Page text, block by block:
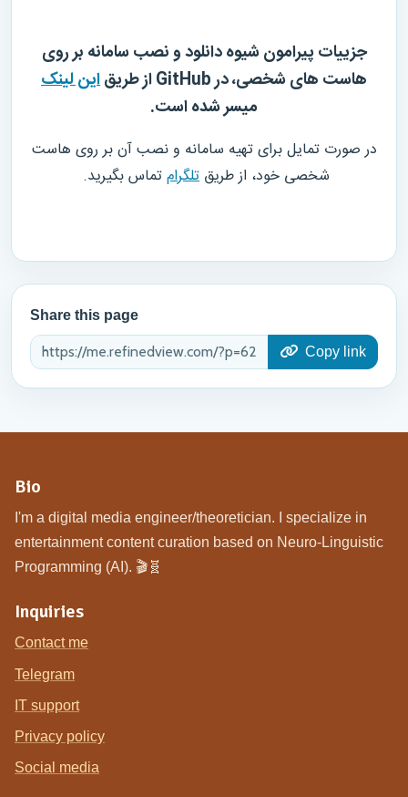
جزییات پیرامون شیوه دانلود و نصب سامانه بر روی
هاست های شخصی، در GitHub از طریق
این لینک
میسر شده است.
در صورت تمایل برای تهیه سامانه و نصب آن بر روی هاست
شخصی خود، از طریق تلگرامتماس بگیرید.
Share this page
Copy link
Bio
I'm a digital media engineer/theoretician. I specialize in
entertainment content curation based on Neuro-Linguistic
Programming (AI). 🎬🧬
Inquiries
Contact me
Telegram
IT support
Privacy policy
Social media